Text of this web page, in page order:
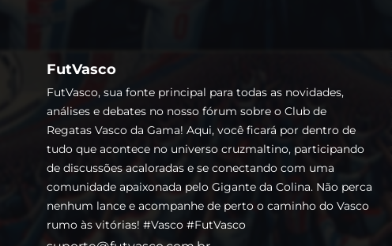
FutVasco
FutVasco, sua fonte principal para todas as novidades,
análises e debates no nosso fórum sobre o Club de
Regatas Vasco da Gama! Aqui, você ficará por dentro de
tudo que acontece no universo cruzmaltino, participando
de discussões acaloradas e se conectando com uma
comunidade apaixonada pelo Gigante da Colina. Não perca
nenhum lance e acompanhe de perto o caminho do Vasco
rumo às vitórias! #Vasco #FutVasco